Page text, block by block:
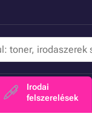
Irodai
felszerelések